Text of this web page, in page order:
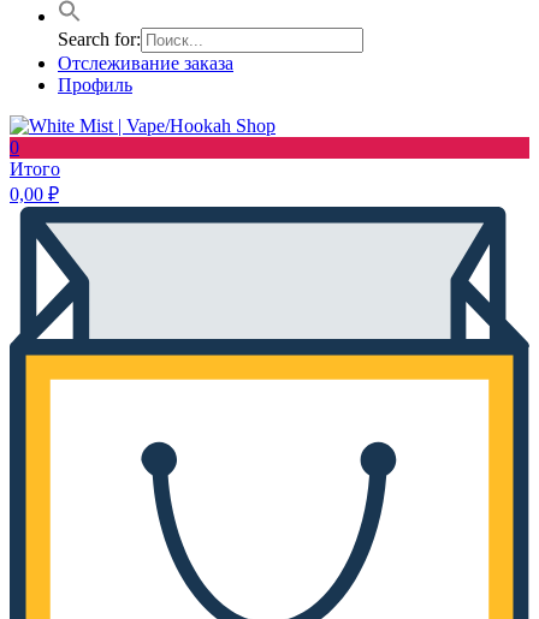
Search for:
Отслеживание заказа
Профиль
0
Итого
0,00 ₽